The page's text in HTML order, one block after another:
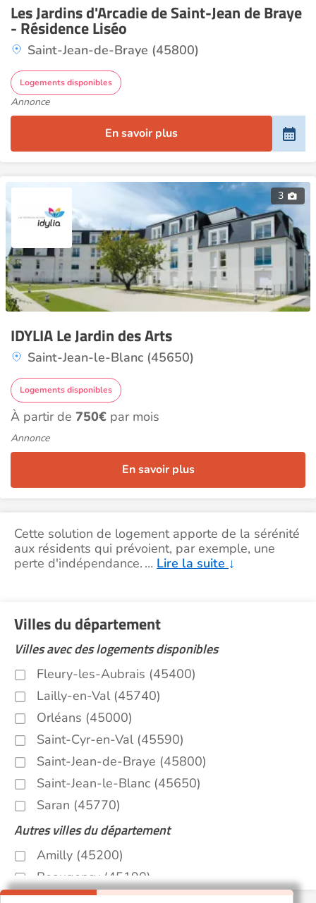
Les Jardins d'Arcadie de Saint-Jean de Braye
- Résidence Liséo
Saint-Jean-de-Braye (45800)
Logements disponibles
Annonce
En savoir plus
3
IDYLIA Le Jardin des Arts
Saint-Jean-le-Blanc (45650)
Logements disponibles
À partir de 750€ par mois
Annonce
En savoir plus
Cette solution de logement apporte de la sérénité
aux résidents qui prévoient, par exemple, une
perte d'indépendance. … Lire la suite ↓
Villes du département
Villes avec des logements disponibles
Fleury-les-Aubrais (45400)
Lailly-en-Val (45740)
Orléans (45000)
Saint-Cyr-en-Val (45590)
Saint-Jean-de-Braye (45800)
Saint-Jean-le-Blanc (45650)
Saran (45770)
Autres villes du département
Amilly (45200)
Beaugency (45190)
Briare (45250)